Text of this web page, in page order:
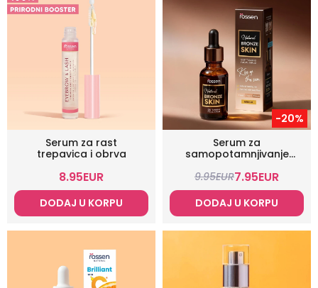
Serum za rast
trepavica i obrva
8.95EUR
DODAJ U KORPU
-20%
Serum za
samopotamnjivanje
9.95EUR7.95EUR
DODAJ U KORPU